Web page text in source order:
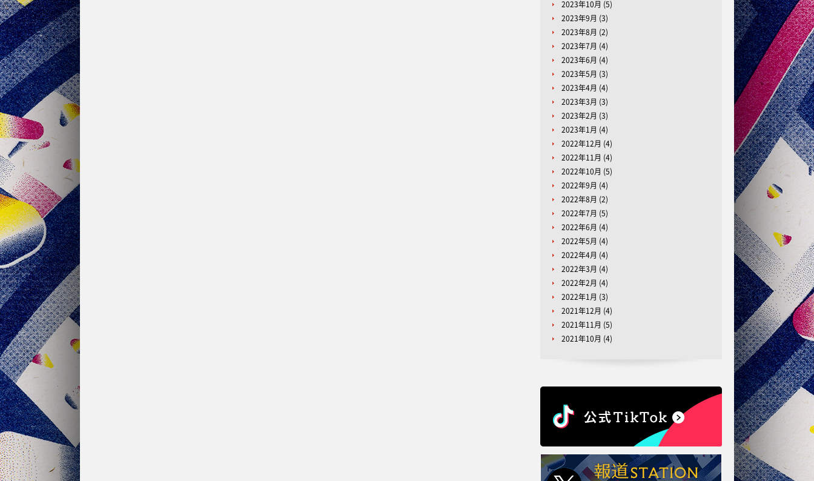
2023年10月 (5)
2023年9月 (3)
2023年8月 (2)
2023年7月 (4)
2023年6月 (4)
2023年5月 (3)
2023年4月 (4)
2023年3月 (3)
2023年2月 (3)
2023年1月 (4)
2022年12月 (4)
2022年11月 (4)
2022年10月 (5)
2022年9月 (4)
2022年8月 (2)
2022年7月 (5)
2022年6月 (4)
2022年5月 (4)
2022年4月 (4)
2022年3月 (4)
2022年2月 (4)
2022年1月 (3)
2021年12月 (4)
2021年11月 (5)
2021年10月 (4)